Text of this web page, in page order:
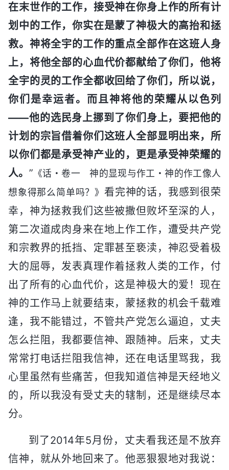
在末世作的工作，接受神在你身上作的所有计
划中的工作，你实在是蒙了神极大的高抬和拯
救。神将全宇的工作的重点全部作在这班人身
上，将他全部的心血代价都献给了你们，他将
全宇的灵的工作全都收回给了你们，所以说，
你们是幸运者。而且神将他的荣耀从以色列
——他的选民身上挪到了你们身上，要把他的
计划的宗旨借着你们这班人全部显明出来，所
以你们都是承受神产业的，更是承受神荣耀的
人。 ” 《话・卷一 神的显现与作工・神的作工像人
想象得那么简单吗？》 看完神的话，我感到很荣
幸，神为拯救我们这些被撒但败坏至深的人，
第二次道成肉身来在地上作工作，遭受共产党
和宗教界的抵挡、定罪甚至亵渎，神忍受着极
大的屈辱，发表真理作着拯救人类的工作，付
出了所有的心血代价，这是神极大的爱！现在
神的工作马上就要结束，蒙拯救的机会千载难
逢，我不能错过，不管共产党怎么逼迫，丈夫
怎么拦阻，我都要信神、跟随神。后来，丈夫
常常打电话拦阻我信神，还在电话里骂我，我
心里虽然有些痛苦，但我知道信神是天经地义
的，所以我没有受丈夫的辖制，还是继续尽本
分。
到了2014年5月份，丈夫看我还是不放弃
信神，就从外地回来了。他恶狠狠地对我说：